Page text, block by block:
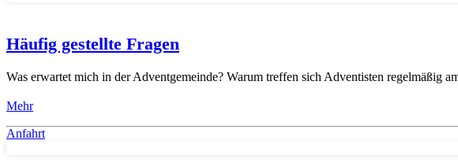
Häufig gestellte Fragen
Was erwartet mich in der Adventgemeinde? Warum treffen sich Adventisten regelmäßig
Mehr
Anfahrt